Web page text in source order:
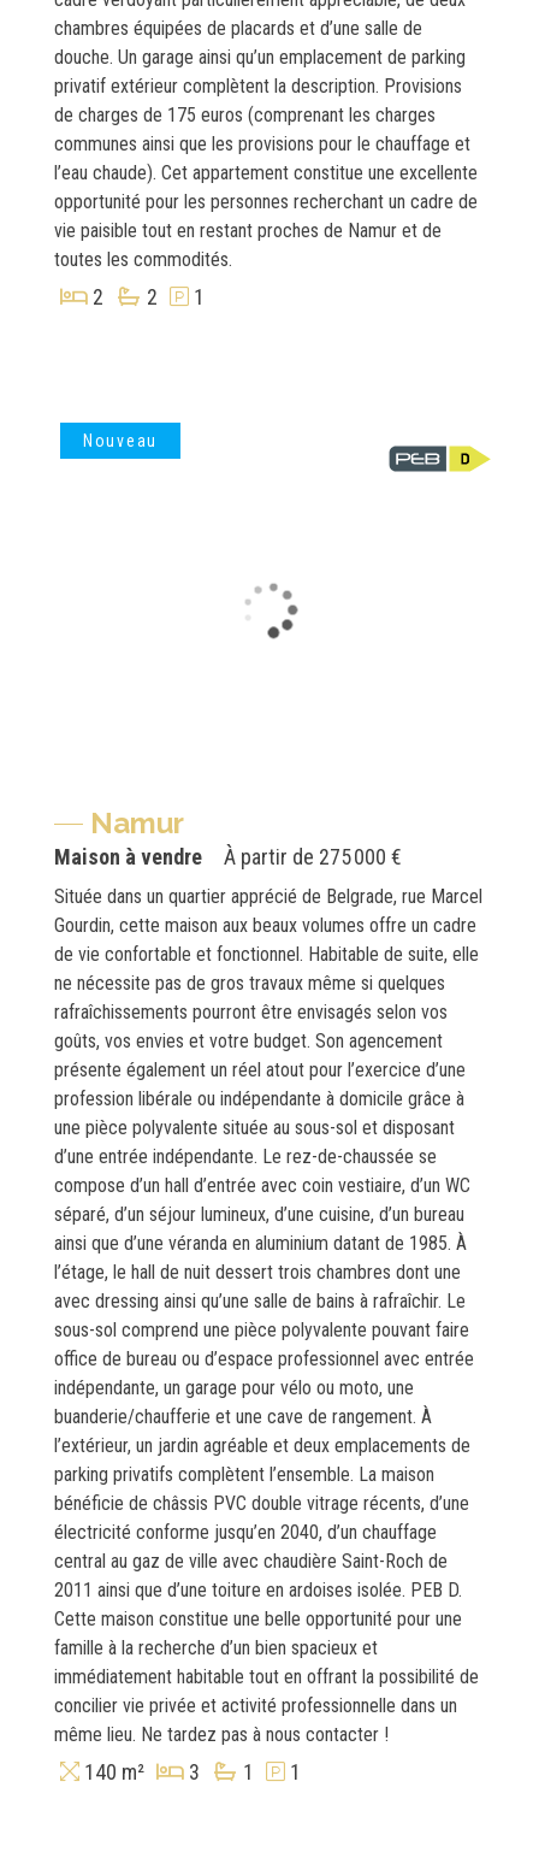
chambres équipées de placards et d’une salle de
douche. Un garage ainsi qu’un emplacement de parking
privatif extérieur complètent la description. Provisions
de charges de 175 euros (comprenant les charges
communes ainsi que les provisions pour le chauffage et
l’eau chaude). Cet appartement constitue une excellente
opportunité pour les personnes recherchant un cadre de
vie paisible tout en restant proches de Namur et de
toutes les commodités.
2 2 1
Nouveau
Namur
À partir de 275 000 €
Maison à vendre
Située dans un quartier apprécié de Belgrade, rue Marcel
Gourdin, cette maison aux beaux volumes offre un cadre
de vie confortable et fonctionnel. Habitable de suite, elle
ne nécessite pas de gros travaux même si quelques
rafraîchissements pourront être envisagés selon vos
goûts, vos envies et votre budget. Son agencement
présente également un réel atout pour l’exercice d’une
profession libérale ou indépendante à domicile grâce à
une pièce polyvalente située au sous-sol et disposant
d’une entrée indépendante. Le rez-de-chaussée se
compose d’un hall d’entrée avec coin vestiaire, d’un WC
séparé, d’un séjour lumineux, d’une cuisine, d’un bureau
ainsi que d’une véranda en aluminium datant de 1985. À
l’étage, le hall de nuit dessert trois chambres dont une
avec dressing ainsi qu’une salle de bains à rafraîchir. Le
sous-sol comprend une pièce polyvalente pouvant faire
office de bureau ou d’espace professionnel avec entrée
indépendante, un garage pour vélo ou moto, une
buanderie/chaufferie et une cave de rangement. À
l’extérieur, un jardin agréable et deux emplacements de
parking privatifs complètent l’ensemble. La maison
bénéficie de châssis PVC double vitrage récents, d’une
électricité conforme jusqu’en 2040, d’un chauffage
central au gaz de ville avec chaudière Saint-Roch de
2011 ainsi que d’une toiture en ardoises isolée. PEB D.
Cette maison constitue une belle opportunité pour une
famille à la recherche d’un bien spacieux et
immédiatement habitable tout en offrant la possibilité de
concilier vie privée et activité professionnelle dans un
même lieu. Ne tardez pas à nous contacter !
140 m² 3 1 1